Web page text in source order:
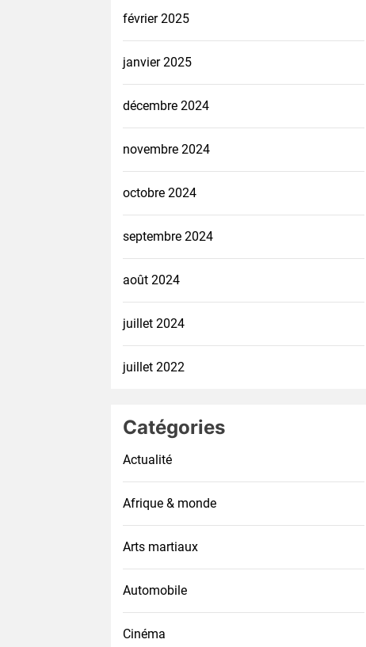
février 2025
janvier 2025
décembre 2024
novembre 2024
octobre 2024
septembre 2024
août 2024
juillet 2024
juillet 2022
Catégories
Actualité
Afrique & monde
Arts martiaux
Automobile
Cinéma